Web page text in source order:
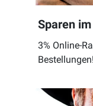
Sparen
3% Online-